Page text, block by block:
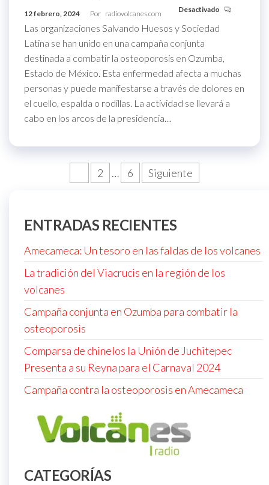
12 febrero, 2024 Por radiovolcanes.com Desactivado
Las organizaciones Salvando Huesos y Sociedad
Latina se han unido en una campaña conjunta
destinada a combatir la osteoporosis en Ozumba,
Estado de México. Esta enfermedad afecta a muchas
personas y puede manifestarse a través de dolores en
el cuello, espalda o rodillas. La actividad se llevará a
cabo en los arcos de la presidencia…
Navegación2 … 6 Siguiente
ENTRADAS RECIENTES
Amecameca: Un tesoro en las faldas de los volcanes
La tradición del Viacrucis en la región de los
volcanes
Campaña conjunta en Ozumba para combatir la
osteoporosis
Comparsa de chinelos la Unión de Juchitepec
Presenta a su Reyna para el Carnaval 2024
Campaña contra la osteoporosis en Amecameca
CATEGORÍAS